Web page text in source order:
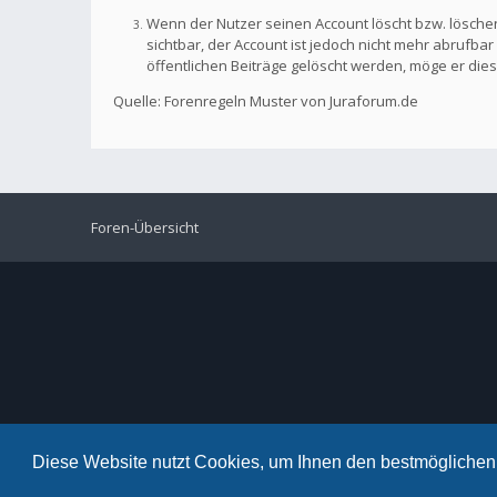
Diese Website nutzt Cookies, um Ihnen den
Wenn der Nutzer seinen Account löscht bzw.
sichtbar, der Account ist jedoch nicht mehr
öffentlichen Beiträge gelöscht werden, möge er
Quelle: Forenregeln Muster von Juraforum.de
Foren-Übersicht